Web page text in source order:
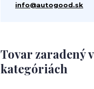
Tovar zaradený v
kategóriách
info@autogood.sk